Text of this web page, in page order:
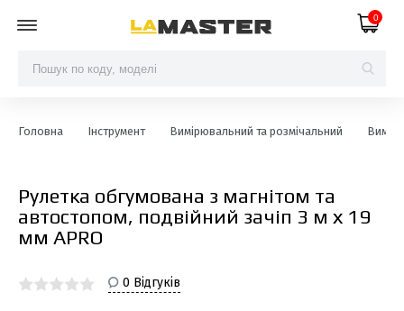
0
Головна Інструмент Вимірювальний та розмічальний
Рулетка обгумована з магнітом та
автостопом, подвійний зачіп 3 м х 19
мм APRO
0 Відгуків